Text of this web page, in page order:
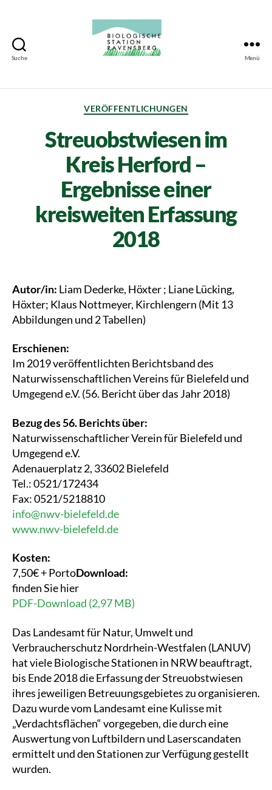
Suche
Ravensberg
Menü
VERÖFFENTLICHUNGEN
Streuobstwiesen im
Kreis Herford –
Ergebnisse einer
kreisweiten Erfassung
2018
Autor/in: Liam Dederke, Höxter ; Liane Lücking,
Höxter; Klaus Nottmeyer, Kirchlengern (Mit 13
Abbildungen und 2 Tabellen)
Erschienen:
Im 2019 veröffentlichten Berichtsband des
Naturwissenschaftlichen Vereins für Bielefeld und
Umgegend e.V. (56. Bericht über das Jahr 2018)
Bezug des 56. Berichts über:
Naturwissenschaftlicher Verein für Bielefeld und
Umgegend e.V.
Adenauerplatz 2, 33602 Bielefeld
Tel.: 0521/172434
Fax: 0521/5218810
info@nwv-bielefeld.de
www.nwv-bielefeld.de
Kosten:
7,50€ + PortoDownload:
finden Sie hier
PDF-Download (2,97 MB)
Das Landesamt für Natur, Umwelt und
Verbraucherschutz Nordrhein-Westfalen (LANUV)
hat viele Biologische Stationen in NRW beauftragt,
bis Ende 2018 die Erfassung der Streuobstwiesen
ihres jeweiligen Betreuungsgebietes zu organisieren.
Dazu wurde vom Landesamt eine Kulisse mit
„Verdachtsflächen“ vorgegeben, die durch eine
Auswertung von Luftbildern und Laserscandaten
ermittelt und den Stationen zur Verfügung gestellt
wurden.